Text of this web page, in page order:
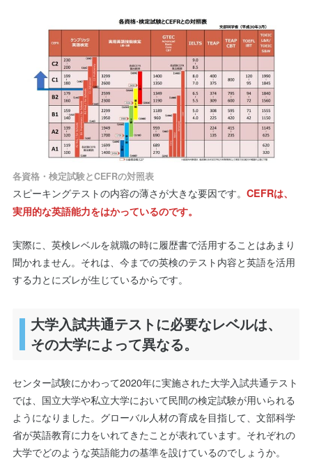
各資格・検定試験とCEFRの対照表
スピーキングテストの内容の薄さが大きな要因です。 CEFRは、
実用的な英語能力をはかっているのです。
実際に、英検レベルを就職の時に履歴書で活用することはあまり
聞かれません。それは、今までの英検のテスト内容と英語を活用
する力とにズレが生じているからです。
大学入試共通テストに必要なレベルは、
その大学によって異なる。
センター試験にかわって2020年に実施された大学入試共通テスト
では、国立大学や私立大学において民間の検定試験が用いられる
ようになりました。グローバル人材の育成を目指して、文部科学
省が英語教育に力をいれてきたことが表れています。それぞれの
大学でどのような英語能力の基準を設けているのでしょうか。